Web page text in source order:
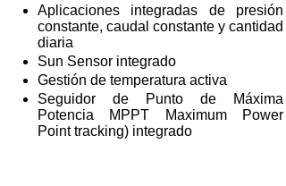
Aplicaciones integradas de presión
constante, caudal constante y cantidad
diaria
Sun Sensor integrado
Gestión de temperatura activa
Seguidor de Punto de Máxima
Potencia MPPT Maximum Power
Point tracking) integrado